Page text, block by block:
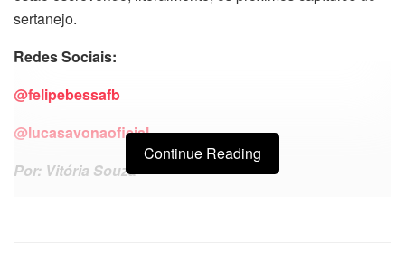
sertanejo.
Redes Sociais:
@felipebessafb
@lucasavonaoficial
Por: Vitória Souza
Continue Reading